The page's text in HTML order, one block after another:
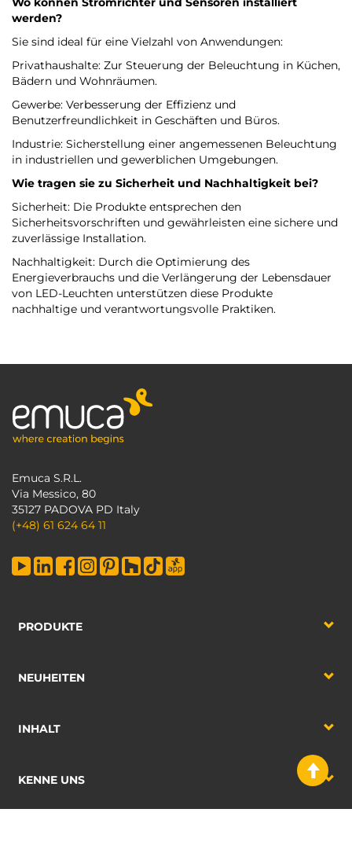
werden?
Sie sind ideal für eine Vielzahl von Anwendungen:
Privathaushalte: Zur Steuerung der Beleuchtung in Küchen,
Bädern und Wohnräumen.
Gewerbe: Verbesserung der Effizienz und
Benutzerfreundlichkeit in Geschäften und Büros.
Industrie: Sicherstellung einer angemessenen Beleuchtung
in industriellen und gewerblichen Umgebungen.
Wie tragen sie zu Sicherheit und Nachhaltigkeit bei?
Sicherheit: Die Produkte entsprechen den
Sicherheitsvorschriften und gewährleisten eine sichere und
zuverlässige Installation.
Nachhaltigkeit: Durch die Optimierung des
Energieverbrauchs und die Verlängerung der Lebensdauer
von LED-Leuchten unterstützen diese Produkte
nachhaltige und verantwortungsvolle Praktiken.
Emuca S.R.L.
Via Messico, 80
35127 PADOVA PD Italy
(+48) 61 624 64 11
PRODUKTE
NEUHEITEN
INHALT
KENNE UNS